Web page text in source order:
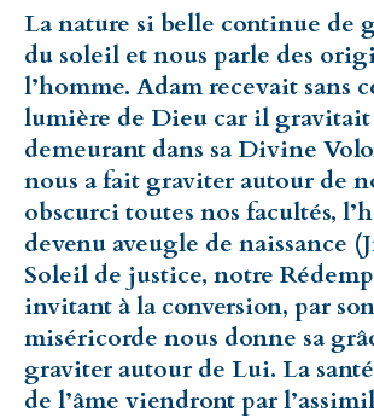
La nature si belle continue de
du soleil et nous parle des
l’homme. Adam recevait sans
lumière de Dieu car il
demeurant dans sa Divine
nous a fait graviter autour de
obscurci toutes nos facultés,
devenu aveugle de naissance
Soleil de justice, notre
invitant à la conversion, par
miséricorde nous donne sa
graviter autour de Lui. La
de l’âme viendront par